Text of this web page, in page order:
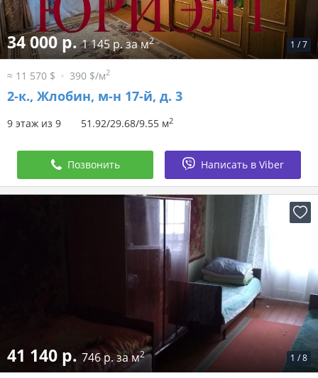
1 /7
34 000 р.1 145 р. за м2
≈ 11 570 $ 390 $/м2
2-к., Жлобин, м-н 17-й, д. 3
9 этаж из 9 51.92/29.68/9.55 м2
Позвонить Написать в Viber
1 /8
41 140 р.746 р. за м2